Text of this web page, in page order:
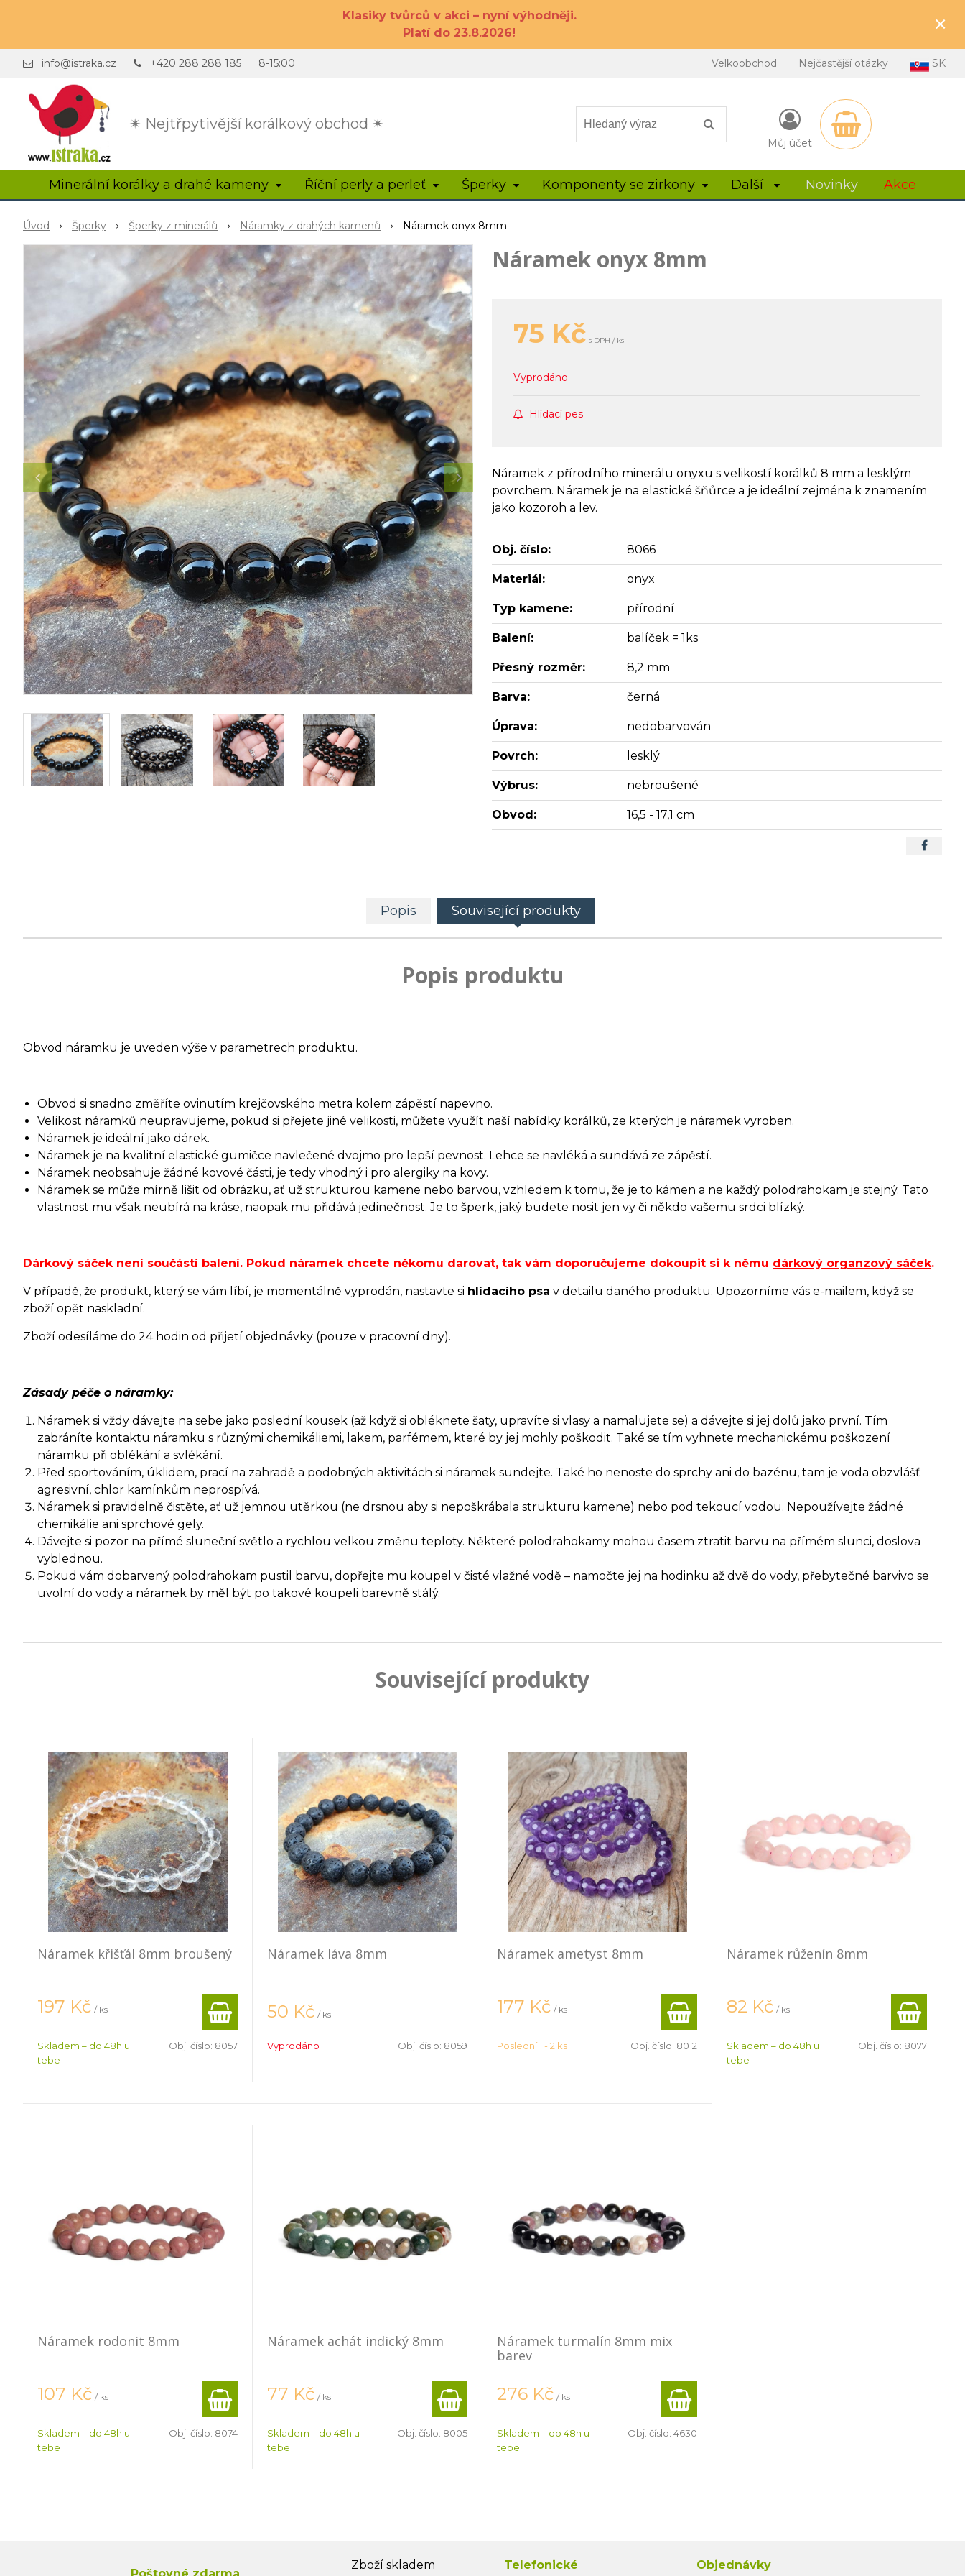
Klasiky tvůrců v akci – nyní výhodněji.
Platí do 23.8.2026!
×
✴ Nejtřpytivější korálkový obchod ✴
info@istraka.cz +420 288 288 185 8-15:00 Velkoobchod Nejčastější otázky SK
Můj účet
Minerální korálky a drahé kameny Říční perly a perleť Šperky Komponenty se zirkony Další Novinky Akce
Úvod Šperky Šperky z minerálů Náramky z drahých kamenů Náramek onyx 8mm
Náramek onyx 8mm
75 Kč s DPH / ks
Vyprodáno
Hlídací pes
Náramek z přírodního minerálu onyxu s velikostí korálků 8 mm a lesklým
povrchem. Náramek je na elastické šňůrce a je ideální zejména k znamením
jako kozoroh a lev.
Obj. číslo: 8066
Materiál: onyx
Typ kamene: přírodní
Balení: balíček = 1ks
Přesný rozměr: 8,2 mm
Barva: černá
Úprava: nedobarvován
Povrch: lesklý
Výbrus: nebroušené
Obvod: 16,5 - 17,1 cm
Popis Související produkty
Popis produktu
Obvod náramku je uveden výše v parametrech produktu.
Obvod si snadno změříte ovinutím krejčovského metra kolem zápěstí napevno.
Velikost náramků neupravujeme, pokud si přejete jiné velikosti, můžete využít naší nabídky korálků, ze kterých je náramek vyroben.
Náramek je ideální jako dárek.
Náramek je na kvalitní elastické gumičce navlečené dvojmo pro lepší pevnost. Lehce se navléká a sundává ze zápěstí.
Náramek neobsahuje žádné kovové části, je tedy vhodný i pro alergiky na kovy.
Náramek se může mírně lišit od obrázku, ať už strukturou kamene nebo barvou, vzhledem k tomu, že je to kámen a ne každý polodrahokam je stejný. Tato
vlastnost mu však neubírá na kráse, naopak mu přidává jedinečnost. Je to šperk, jaký budete nosit jen vy či někdo vašemu srdci blízký.
Dárkový sáček není součástí balení. Pokud náramek chcete někomu darovat, tak vám doporučujeme dokoupit si k němu dárkový organzový sáček.
V případě, že produkt, který se vám líbí, je momentálně vyprodán, nastavte si hlídacího psa v detailu daného produktu. Upozorníme vás e-mailem, když se
zboží opět naskladní.
Zboží odesíláme do 24 hodin od přijetí objednávky (pouze v pracovní dny).
Zásady péče o náramky:
Náramek si vždy dávejte na sebe jako poslední kousek (až když si obléknete šaty, upravíte si vlasy a namalujete se) a dávejte si jej dolů jako první. Tím
zabráníte kontaktu náramku s různými chemikáliemi, lakem, parfémem, které by jej mohly poškodit. Také se tím vyhnete mechanickému poškození
náramku při oblékání a svlékání.
Před sportováním, úklidem, prací na zahradě a podobných aktivitách si náramek sundejte. Také ho nenoste do sprchy ani do bazénu, tam je voda obzvlášť
agresivní, chlor kamínkům neprospívá.
Náramek si pravidelně čistěte, ať už jemnou utěrkou (ne drsnou aby si nepoškrábala strukturu kamene) nebo pod tekoucí vodou. Nepoužívejte žádné
chemikálie ani sprchové gely.
Dávejte si pozor na přímé sluneční světlo a rychlou velkou změnu teploty. Některé polodrahokamy mohou časem ztratit barvu na přímém slunci, doslova
vyblednou.
Pokud vám dobarvený polodrahokam pustil barvu, dopřejte mu koupel v čisté vlažné vodě – namočte jej na hodinku až dvě do vody, přebytečné barvivo se
uvolní do vody a náramek by měl být po takové koupeli barevně stálý.
Související produkty
Náramek křišťál 8mm broušený
197 Kč / ks
Skladem – do 48h u
tebe
Obj. číslo: 8057
Náramek láva 8mm
50 Kč / ks
Vyprodáno Obj. číslo: 8059
Náramek ametyst 8mm
177 Kč / ks
Poslední 1 - 2 ks Obj. číslo: 8012
Náramek růženín 8mm
82 Kč / ks
Skladem – do 48h u
tebe
Obj. číslo: 8077
Náramek rodonit 8mm
107 Kč / ks
Skladem – do 48h u
tebe
Obj. číslo: 8074
Náramek achát indický 8mm
77 Kč / ks
Skladem – do 48h u
tebe
Obj. číslo: 8005
Náramek turmalín 8mm mix
barev
276 Kč / ks
Skladem – do 48h u
tebe
Obj. číslo: 4630
Zboží skladem
Telefonické
Objednávky